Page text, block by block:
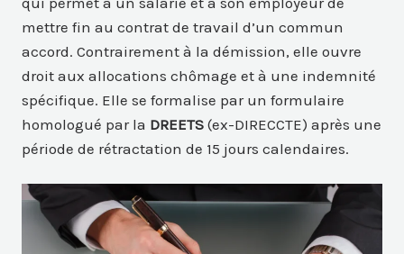
mettre fin au contrat de travail d’un commun
accord. Contrairement à la démission, elle ouvre
droit aux allocations chômage et à une indemnité
spécifique. Elle se formalise par un formulaire
homologué par la DREETS (ex-DIRECCTE) après une
période de rétractation de 15 jours calendaires.